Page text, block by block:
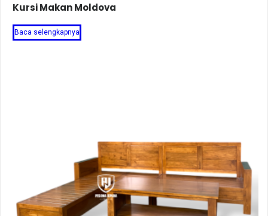
Kursi Makan Moldova
Baca selengkapnya